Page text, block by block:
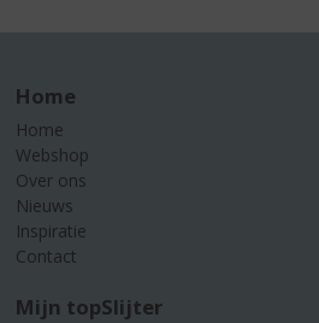
Home
Home
Webshop
Over ons
Nieuws
Inspiratie
Contact
Mijn topSlijter